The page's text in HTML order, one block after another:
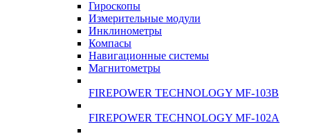
Гироскопы
Измерительные модули
Инклинометры
Компасы
Навигационные системы
Магнитометры
FIREPOWER TECHNOLOGY MF-103B
FIREPOWER TECHNOLOGY MF-102A